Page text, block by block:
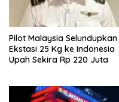
Pilot Malaysia Selundupkan
Ekstasi 25 Kg ke Indonesia
Upah Sekira Rp 220 Juta